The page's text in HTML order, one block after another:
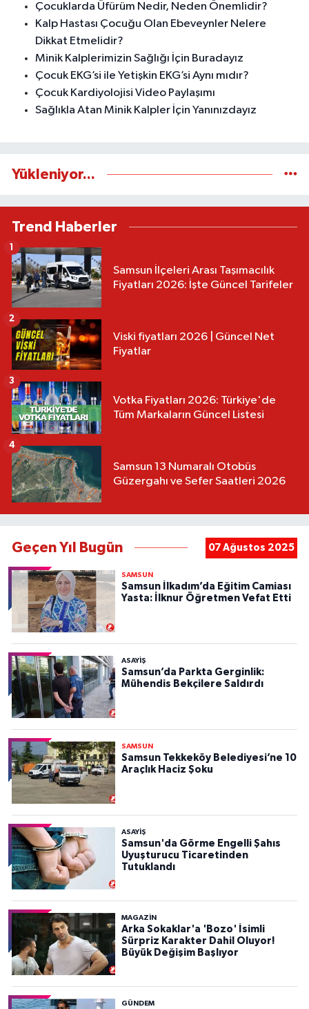
Çocuklarda Üfürüm Nedir, Neden Önemlidir?
Kalp Hastası Çocuğu Olan Ebeveynler Nelere
Dikkat Etmelidir?
Minik Kalplerimizin Sağlığı İçin Buradayız
Çocuk EKG’si ile Yetişkin EKG’si Aynı mıdır?
Çocuk Kardiyolojisi Video Paylaşımı
Sağlıkla Atan Minik Kalpler İçin Yanınızdayız
Yükleniyor...
Trend Haberler
Samsun İlçeleri Arası Taşımacılık
Fiyatları 2026: İşte Güncel Tarifeler
1
Viski fiyatları 2026 | Güncel Net
Fiyatlar
2
Votka Fiyatları 2026: Türkiye'de
Tüm Markaların Güncel Listesi
3
Samsun 13 Numaralı Otobüs
Güzergahı ve Sefer Saatleri 2026
4
Geçen Yıl Bugün 07 Ağustos 2025
SAMSUN
Samsun İlkadım’da Eğitim Camiası
Yasta: İlknur Öğretmen Vefat Etti
ASAYIŞ
Samsun’da Parkta Gerginlik:
Mühendis Bekçilere Saldırdı
SAMSUN
Samsun Tekkeköy Belediyesi’ne 10
Araçlık Haciz Şoku
ASAYIŞ
Samsun'da Görme Engelli Şahıs
Uyuşturucu Ticaretinden
Tutuklandı
MAGAZİN
Arka Sokaklar'a 'Bozo' İsimli
Sürpriz Karakter Dahil Oluyor!
Büyük Değişim Başlıyor
GÜNDEM